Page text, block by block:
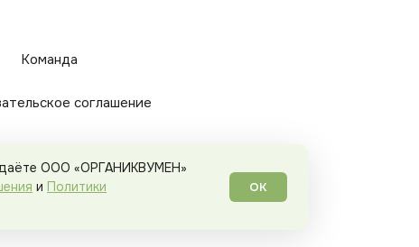
Команда
соглашение
даёте ООО «ОРГАНИКВУМЕН»
и Политики
ОК